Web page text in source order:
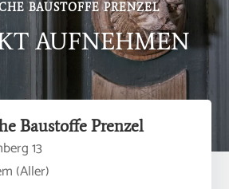
BAUSTOFFE PRENZEL
AUFNEHMEN
Baustoffe Prenzel
13
(Aller)